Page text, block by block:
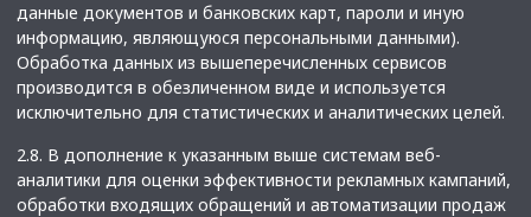
данные документов и банковских карт, пароли и иную
информацию, являющуюся персональными данными).
Обработка данных из вышеперечисленных сервисов
производится в обезличенном виде и используется
исключительно для статистических и аналитических целей.
2.8. В дополнение к указанным выше системам веб-
аналитики для оценки эффективности рекламных кампаний,
обработки входящих обращений и автоматизации продаж